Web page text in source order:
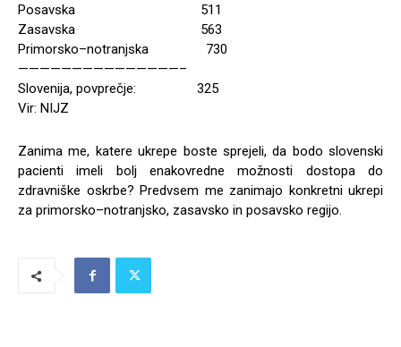
Posavska 511
Zasavska 563
Primorsko–notranjska 730
———————————————–
Slovenija, povprečje: 325
Vir: NIJZ
Zanima me, katere ukrepe boste sprejeli, da bodo slovenski
pacienti imeli bolj enakovredne možnosti dostopa do
zdravniške oskrbe? Predvsem me zanimajo konkretni ukrepi
za primorsko–notranjsko, zasavsko in posavsko regijo.